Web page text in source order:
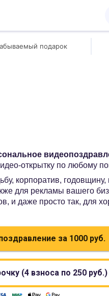
подарок
открытку по любому
корпоратив,
для рекламы вашего
и даже просто так, для
за 1000 руб.
(4 взноса по 250 руб.)